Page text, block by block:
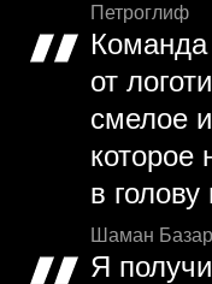
Петроглиф
Команда
от
смелое
в
Шаман Базар
Я